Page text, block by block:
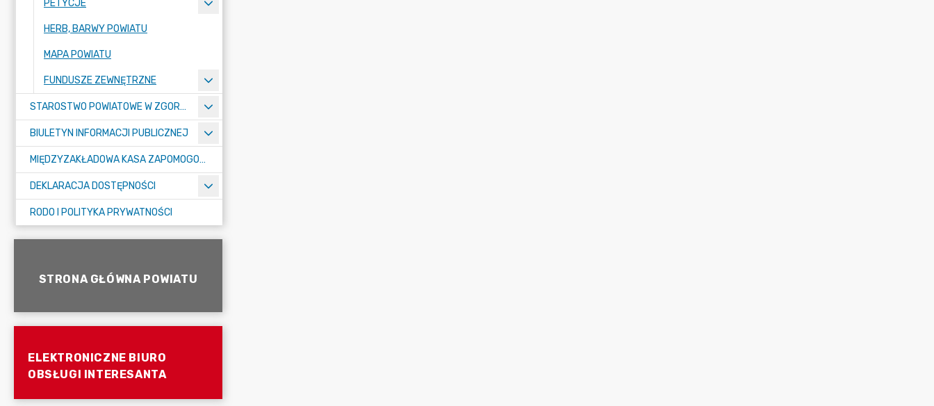
PETYCJE
HERB, BARWY POWIATU
MAPA POWIATU
FUNDUSZE ZEWNĘTRZNE
STAROSTWO POWIATOWE W ZGORZELCU
BIULETYN INFORMACJI PUBLICZNEJ
MIĘDZYZAKŁADOWA KASA ZAPOMOGOWO-POŻYCZKOWA
DEKLARACJA DOSTĘPNOŚCI
RODO I POLITYKA PRYWATNOŚCI
STRONA GŁÓWNA POWIATU
ELEKTRONICZNE BIURO
OBSŁUGI INTERESANTA